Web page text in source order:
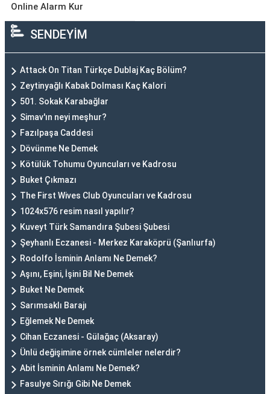
Online Alarm Kur
SENDEYİM
Attack On Titan Türkçe Dublaj Kaç Bölüm?
Zeytinyağlı Kabak Dolması Kaç Kalori
501. Sokak Karabağlar
Simav'ın neyi meşhur?
Fazılpaşa Caddesi
Dövünme Ne Demek
Kötülük Tohumu Oyuncuları ve Kadrosu
Buket Çıkmazı
The First Wives Club Oyuncuları ve Kadrosu
1024x576 resim nasıl yapılır?
Kuveyt Türk Samandıra Şubesi Şubesi
Şeyhanlı Eczanesi - Merkez Karaköprü (Şanlıurfa)
Rodolfo İsminin Anlamı Ne Demek?
Aşını, Eşini, İşini Bil Ne Demek
Buket Ne Demek
Sarımsaklı Barajı
Eğlemek Ne Demek
Cihan Eczanesi - Gülağaç (Aksaray)
Ünlü değişimine örnek cümleler nelerdir?
Abit İsminin Anlamı Ne Demek?
Fasulye Sırığı Gibi Ne Demek